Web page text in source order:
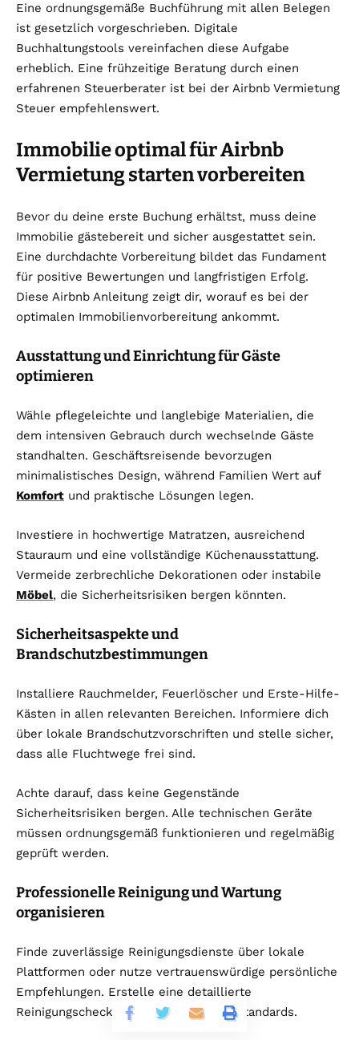
Eine ordnungsgemäße Buchführung mit allen Belegen
ist gesetzlich vorgeschrieben. Digitale
Buchhaltungstools vereinfachen diese Aufgabe
erheblich. Eine frühzeitige Beratung durch einen
erfahrenen Steuerberater ist bei der Airbnb Vermietung
Steuer empfehlenswert.
Immobilie optimal für Airbnb
Vermietung starten vorbereiten
Bevor du deine erste Buchung erhältst, muss deine
Immobilie gästebereit und sicher ausgestattet sein.
Eine durchdachte Vorbereitung bildet das Fundament
für positive Bewertungen und langfristigen Erfolg.
Diese Airbnb Anleitung zeigt dir, worauf es bei der
optimalen Immobilienvorbereitung ankommt.
Ausstattung und Einrichtung für Gäste
optimieren
Wähle pflegeleichte und langlebige Materialien, die
dem intensiven Gebrauch durch wechselnde Gäste
standhalten. Geschäftsreisende bevorzugen
minimalistisches Design, während Familien Wert auf
Komfort und praktische Lösungen legen.
Investiere in hochwertige Matratzen, ausreichend
Stauraum und eine vollständige Küchenausstattung.
Vermeide zerbrechliche Dekorationen oder instabile
Möbel, die Sicherheitsrisiken bergen könnten.
Sicherheitsaspekte und
Brandschutzbestimmungen
Installiere Rauchmelder, Feuerlöscher und Erste-Hilfe-
Kästen in allen relevanten Bereichen. Informiere dich
über lokale Brandschutzvorschriften und stelle sicher,
dass alle Fluchtwege frei sind.
Achte darauf, dass keine Gegenstände
Sicherheitsrisiken bergen. Alle technischen Geräte
müssen ordnungsgemäß funktionieren und regelmäßig
geprüft werden.
Professionelle Reinigung und Wartung
organisieren
Finde zuverlässige Reinigungsdienste über lokale
Plattformen oder nutze vertrauenswürdige persönliche
Empfehlungen. Erstelle eine detaillierte
Reinigungscheckliste für einheitliche Standards.